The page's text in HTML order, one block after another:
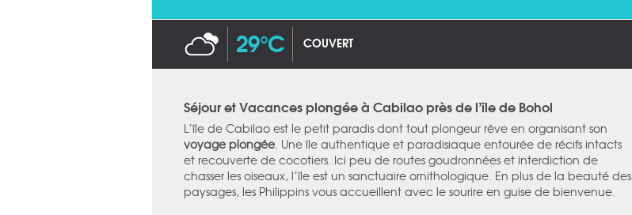
29°C COUVERT
Séjour et Vacances plongée à Cabilao près de l’île de Bohol
L’île de Cabilao est le petit paradis dont tout plongeur rêve en organisant son
voyage plongée. Une île authentique et paradisiaque entourée de récifs intacts
et recouverte de cocotiers. Ici peu de routes goudronnées et interdiction de
chasser les oiseaux, l’île est un sanctuaire ornithologique. En plus de la beauté des
paysages, les Philippins vous accueillent avec le sourire en guise de bienvenue.